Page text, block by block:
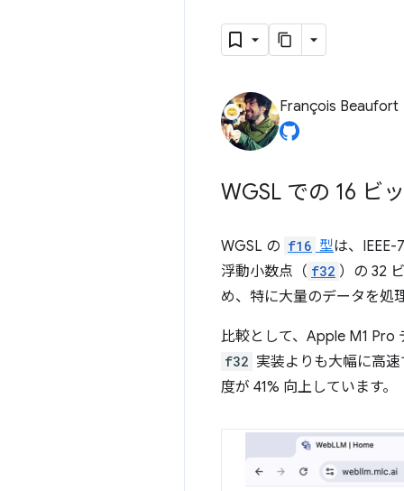
François Beaufort
WGSL での 16 ビ
WGSL の f16 型は、
浮動小数点（ f32 ）の 32
め、特に大量のデータを処
比較として、Apple M1 Pro
f32 実装よりも大幅に高
度が 41% 向上しています。